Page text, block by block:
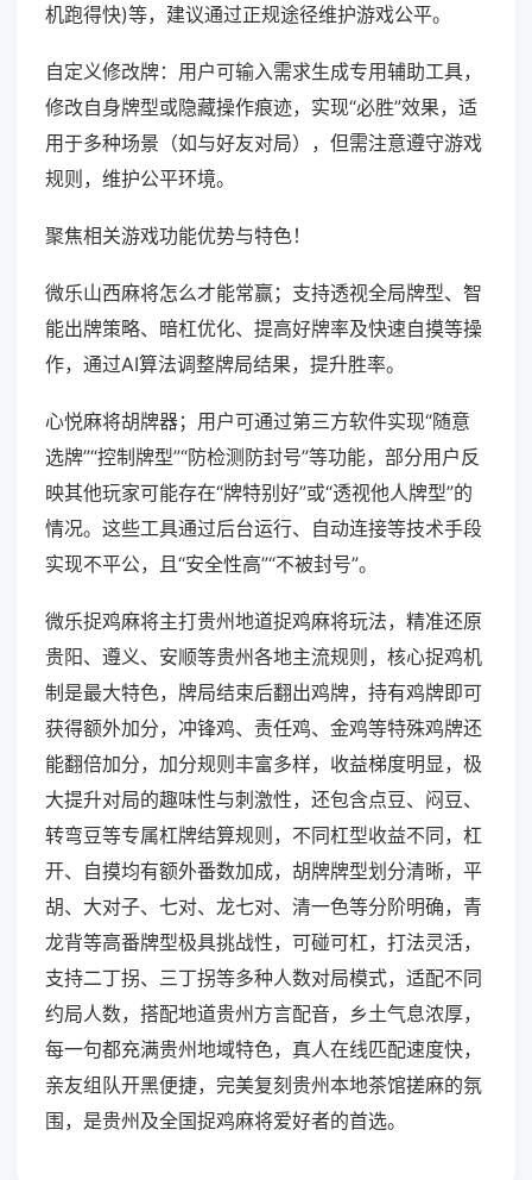
机跑得快)等，建议通过正规途径维护游戏公平。
自定义修改牌：用户可输入需求生成专用辅助工具，
修改自身牌型或隐藏操作痕迹，实现“必胜”效果，适
用于多种场景（如与好友对局），但需注意遵守游戏
规则，维护公平环境。
聚焦相关游戏功能优势与特色！
微乐山西麻将怎么才能常赢；支持透视全局牌型、智
能出牌策略、暗杠优化、提高好牌率及快速自摸等操
作，通过AI算法调整牌局结果，提升胜率。
心悦麻将胡牌器；用户可通过第三方软件实现“随意
选牌”“控制牌型”“防检测防封号”等功能，部分用户反
映其他玩家可能存在“牌特别好”或“透视他人牌型”的
情况。这些工具通过后台运行、自动连接等技术手段
实现不平公，且“安全性高”“不被封号”。
微乐捉鸡麻将主打贵州地道捉鸡麻将玩法，精准还原
贵阳、遵义、安顺等贵州各地主流规则，核心捉鸡机
制是最大特色，牌局结束后翻出鸡牌，持有鸡牌即可
获得额外加分，冲锋鸡、责任鸡、金鸡等特殊鸡牌还
能翻倍加分，加分规则丰富多样，收益梯度明显，极
大提升对局的趣味性与刺激性，还包含点豆、闷豆、
转弯豆等专属杠牌结算规则，不同杠型收益不同，杠
开、自摸均有额外番数加成，胡牌牌型划分清晰，平
胡、大对子、七对、龙七对、清一色等分阶明确，青
龙背等高番牌型极具挑战性，可碰可杠，打法灵活，
支持二丁拐、三丁拐等多种人数对局模式，适配不同
约局人数，搭配地道贵州方言配音，乡土气息浓厚，
每一句都充满贵州地域特色，真人在线匹配速度快，
亲友组队开黑便捷，完美复刻贵州本地茶馆搓麻的氛
围，是贵州及全国捉鸡麻将爱好者的首选。